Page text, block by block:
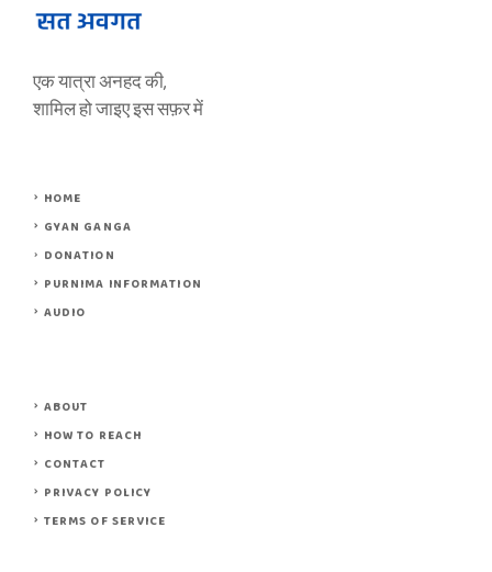
एक यात्रा अनहद की,
शामिल हो जाइए इस सफ़र में
HOME
GYAN GANGA
DONATION
PURNIMA INFORMATION
AUDIO
ABOUT
HOW TO REACH
CONTACT
PRIVACY POLICY
TERMS OF SERVICE